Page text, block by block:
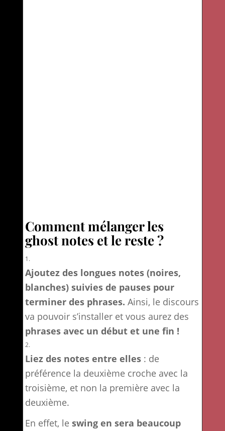
Comment mélanger les
ghost notes et le reste ?
Ajoutez des longues notes (noires,
blanches) suivies de pauses pour
terminer des phrases. Ainsi, le discours
va pouvoir s’installer et vous aurez des
phrases avec un début et une fin !
Liez des notes entre elles : de
préférence la deuxième croche avec la
troisième, et non la première avec la
deuxième.
En effet, leswing en sera beaucoup